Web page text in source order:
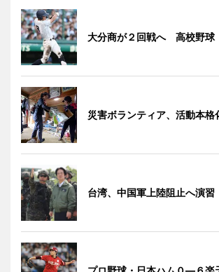
大分商が２回戦へ 高校野球
災害ボランティア、活動本格
台湾、中国軍上陸阻止へ演習